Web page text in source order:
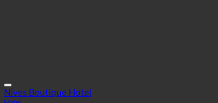
Nives Boutique Hotel